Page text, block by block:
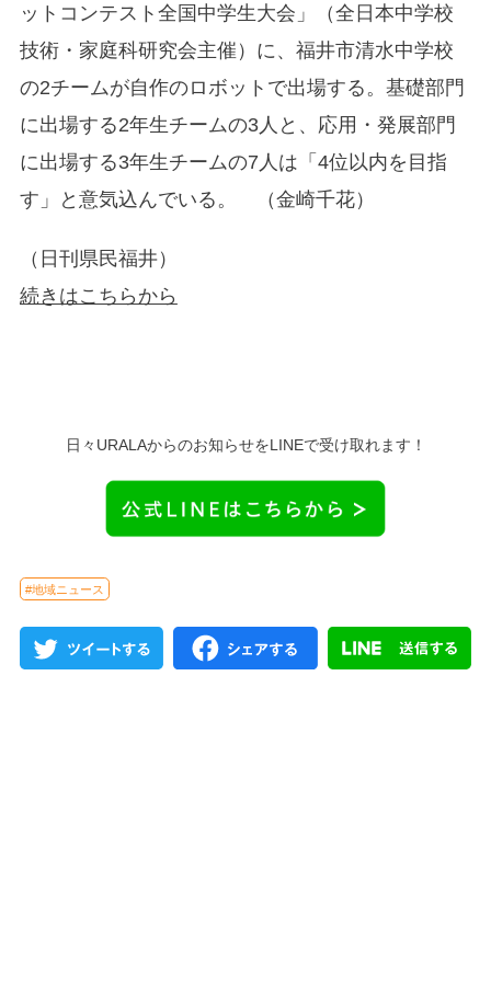
ットコンテスト全国中学生大会」（全日本中学校
技術・家庭科研究会主催）に、福井市清水中学校
の2チームが自作のロボットで出場する。基礎部門
に出場する2年生チームの3人と、応用・発展部門
に出場する3年生チームの7人は「4位以内を目指
す」と意気込んでいる。 （金崎千花）
（日刊県民福井）
続きはこちらから
日々URALAからのお知らせをLINEで受け取れます！
#地域ニュース